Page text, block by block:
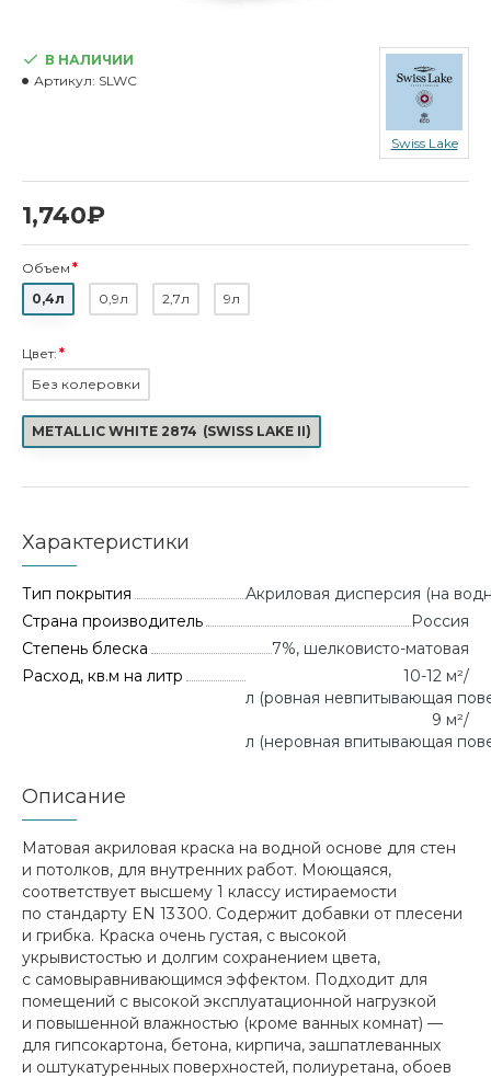
1,740₽
В НАЛИЧИИ
Артикул: SLWC
Swiss Lake
Объем
0,4л
0,9л 2,7л 9л
Цвет:
Без колеровки
METALLIC WHITE 2874 (SWISS LAKE II)
Характеристики
Тип покрытия
Акриловая дисперсия (на
Страна производитель
Россия
Степень блеска
7%, шелковисто-матовая
Расход, кв.м на литр
10-12 м²/
л (ровная невпитывающая
9 м²/
л (неровная впитывающая
Описание
Матовая акриловая краска на водной основе для стен
и потолков, для внутренних работ. Моющаяся,
соответствует высшему 1 классу истираемости
по стандарту EN 13 300. Содержит добавки от плесени
и грибка. Краска очень густая, с высокой
укрывистостью и долгим сохранением цвета,
с самовыравнивающимся эффектом. Подходит для
помещений с высокой эксплуатационной нагрузкой
и повышенной влажностью (кроме ванных комнат) —
для гипсокартона, бетона, кирпича, зашпатлеванных
и оштукатуренных поверхностей, полиуретана, обоев